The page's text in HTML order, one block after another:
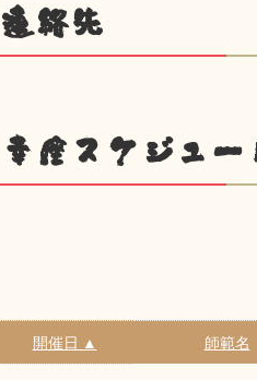
連絡先
幸座スケジュー
開催日 ▲ 師範名